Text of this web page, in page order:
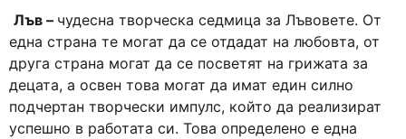
Лъв – чудесна творческа седмица за Лъвовете. От
една страна те могат да се отдадат на любовта, от
друга страна могат да се посветят на грижата за
децата, а освен това могат да имат един силно
подчертан творчески импулс, който да реализират
успешно в работата си. Това определено е една